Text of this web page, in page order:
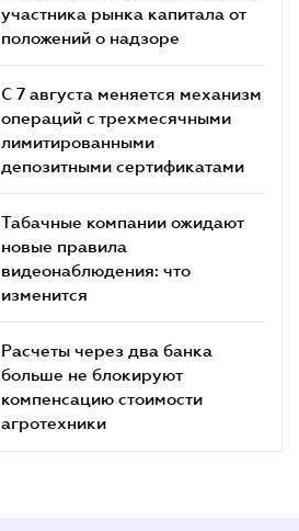
участника рынка капитала от
положений о надзоре
С 7 августа меняется механизм
операций с трехмесячными
лимитированными
депозитными сертификатами
Табачные компании ожидают
новые правила
видеонаблюдения: что
изменится
Расчеты через два банка
больше не блокируют
компенсацию стоимости
агротехники